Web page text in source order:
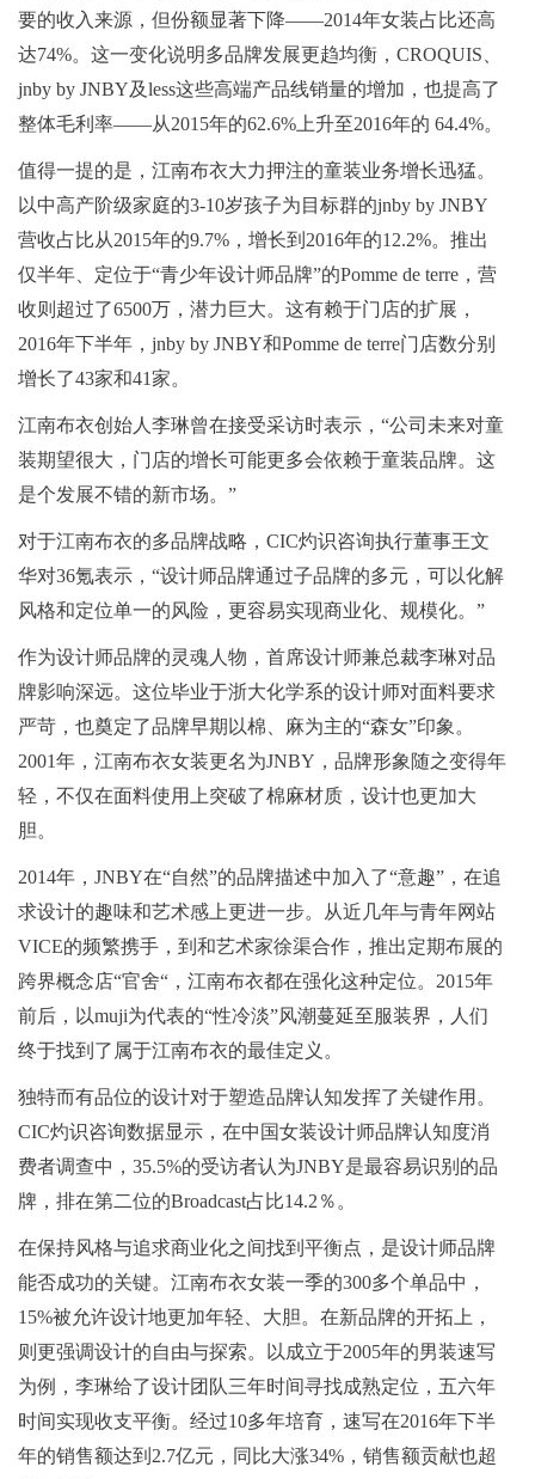
要的收入来源，但份额显著下降——2014年女装占比还高
达74%。这一变化说明多品牌发展更趋均衡，CROQUIS、
jnby by JNBY及less这些高端产品线销量的增加，也提高了
整体毛利率——从2015年的62.6%上升至2016年的 64.4%。
值得一提的是，江南布衣大力押注的童装业务增长迅猛。
以中高产阶级家庭的3-10岁孩子为目标群的jnby by JNBY
营收占比从2015年的9.7%，增长到2016年的12.2%。推出
仅半年、定位于“青少年设计师品牌”的Pomme de terre，营
收则超过了6500万，潜力巨大。这有赖于门店的扩展，
2016年下半年，jnby by JNBY和Pomme de terre门店数分别
增长了43家和41家。
江南布衣创始人李琳曾在接受采访时表示，“公司未来对童
装期望很大，门店的增长可能更多会依赖于童装品牌。这
是个发展不错的新市场。”
对于江南布衣的多品牌战略，CIC灼识咨询执行董事王文
华对36氪表示，“设计师品牌通过子品牌的多元，可以化解
风格和定位单一的风险，更容易实现商业化、规模化。”
作为设计师品牌的灵魂人物，首席设计师兼总裁李琳对品
牌影响深远。这位毕业于浙大化学系的设计师对面料要求
严苛，也奠定了品牌早期以棉、麻为主的“森女”印象。
2001年，江南布衣女装更名为JNBY，品牌形象随之变得年
轻，不仅在面料使用上突破了棉麻材质，设计也更加大
胆。
2014年，JNBY在“自然”的品牌描述中加入了“意趣”，在追
求设计的趣味和艺术感上更进一步。从近几年与青年网站
VICE的频繁携手，到和艺术家徐渠合作，推出定期布展的
跨界概念店“官舍“，江南布衣都在强化这种定位。2015年
前后，以muji为代表的“性冷淡”风潮蔓延至服装界，人们
终于找到了属于江南布衣的最佳定义。
独特而有品位的设计对于塑造品牌认知发挥了关键作用。
CIC灼识咨询数据显示，在中国女装设计师品牌认知度消
费者调查中，35.5%的受访者认为JNBY是最容易识别的品
牌，排在第二位的Broadcast占比14.2％。
在保持风格与追求商业化之间找到平衡点，是设计师品牌
能否成功的关键。江南布衣女装一季的300多个单品中，
15%被允许设计地更加年轻、大胆。在新品牌的开拓上，
则更强调设计的自由与探索。以成立于2005年的男装速写
为例，李琳给了设计团队三年时间寻找成熟定位，五六年
时间实现收支平衡。经过10多年培育，速写在2016年下半
年的销售额达到2.7亿元，同比大涨34%，销售额贡献也超